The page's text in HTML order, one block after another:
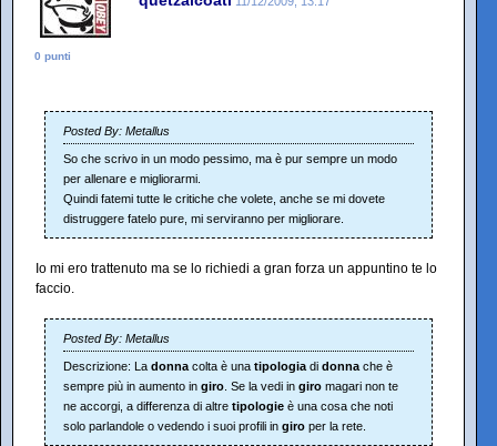
0 punti
Posted By: Metallus
So che scrivo in un modo pessimo, ma è pur sempre un modo
per allenare e migliorarmi.
Quindi fatemi tutte le critiche che volete, anche se mi dovete
distruggere fatelo pure, mi serviranno per migliorare.
Io mi ero trattenuto ma se lo richiedi a gran forza un appuntino te lo
faccio.
Posted By: Metallus
Descrizione: La donna colta è una tipologia di donna che è
sempre più in aumento in giro . Se la vedi in giro magari non te
ne accorgi, a differenza di altre tipologie è una cosa che noti
solo parlandole o vedendo i suoi profili in giro per la rete.